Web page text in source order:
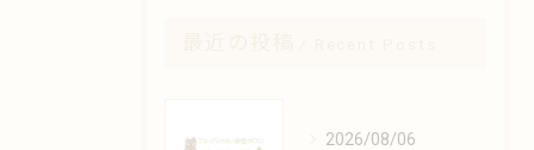
2026/08/06